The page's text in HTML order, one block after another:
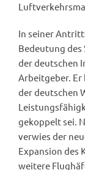
In seiner
Bedeutung
der deutschen
Arbeitgeber.
der deutschen
gekoppelt sei.
verwies der
Expansion des
weitere